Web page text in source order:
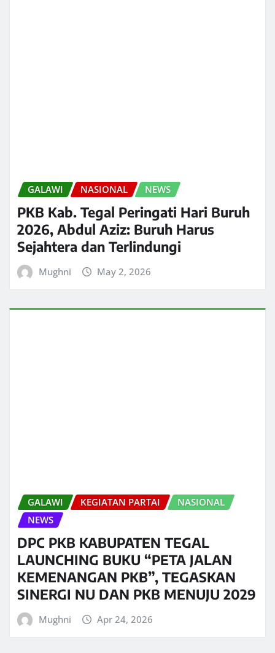
GALAWI NASIONAL NEWS
PKB Kab. Tegal Peringati Hari Buruh
2026, Abdul Aziz: Buruh Harus
Sejahtera dan Terlindungi
Mughni May 2, 2026
GALAWI KEGIATAN PARTAI
NASIONAL
NEWS
DPC PKB KABUPATEN TEGAL
LAUNCHING BUKU “PETA JALAN
KEMENANGAN PKB”, TEGASKAN
SINERGI NU DAN PKB MENUJU 2029
Mughni Apr 24, 2026